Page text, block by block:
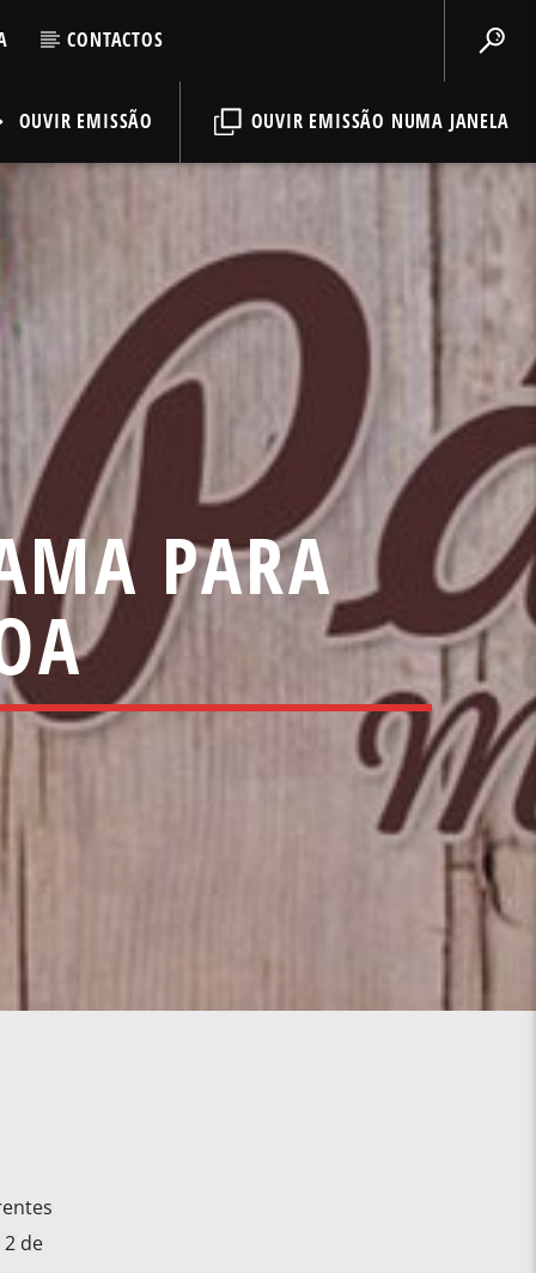
CONTACTOS
OUVIR EMISSÃO NUMA JANELA
OUVIR EMISSÃO
PARA
de